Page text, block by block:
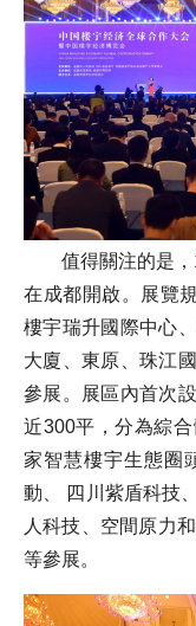
值得關注的是
在成都開啟。展覽
樓宇瑞升國際中心
大廈、東原、珠江
參展。展區內首次
近300平，分為綜
家智慧樓宇生態圈
動、 四川紫盾科技
人科技、空間原力
等參展。